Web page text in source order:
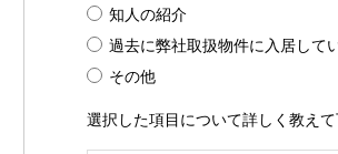
知人の紹介
過去に弊社取扱物件に入居して
その他
選択した項目について詳しく教え